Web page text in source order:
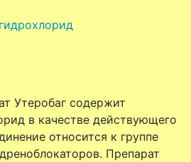
Утеробаг содержит
в качестве действующего
относится к группе
Препарат